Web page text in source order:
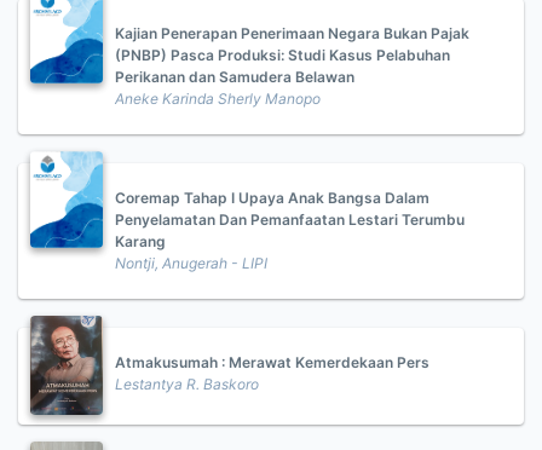
Kajian Penerapan Penerimaan Negara Bukan Pajak
(PNBP) Pasca Produksi: Studi Kasus Pelabuhan
Perikanan dan Samudera Belawan
Aneke Karinda Sherly Manopo
Coremap Tahap I Upaya Anak Bangsa Dalam
Penyelamatan Dan Pemanfaatan Lestari Terumbu
Karang
Nontji, Anugerah - LIPI
Atmakusumah : Merawat Kemerdekaan Pers
Lestantya R. Baskoro